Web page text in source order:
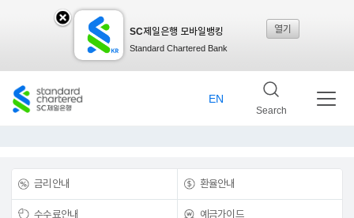
SC제일은행 모바일뱅킹
Standard Chartered Bank
열기
제일
모바
Search
EN
금리안내 환율안내
수수료안내 예금가이드